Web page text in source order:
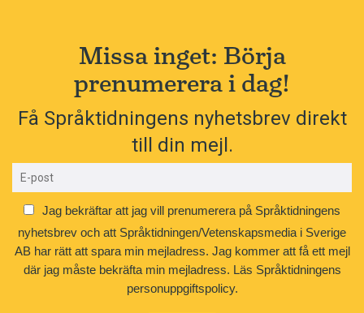
Missa inget: Börja
prenumerera i dag!
Få Språktidningens nyhetsbrev direkt
till din mejl.
Jag bekräftar att jag vill prenumerera på Språktidningens
nyhetsbrev och att Språktidningen/Vetenskapsmedia i Sverige
AB har rätt att spara min mejladress. Jag kommer att få ett mejl
där jag måste bekräfta min mejladress. Läs Språktidningens
personuppgiftspolicy.